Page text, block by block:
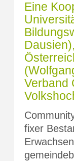
Eine
Verband
fixer